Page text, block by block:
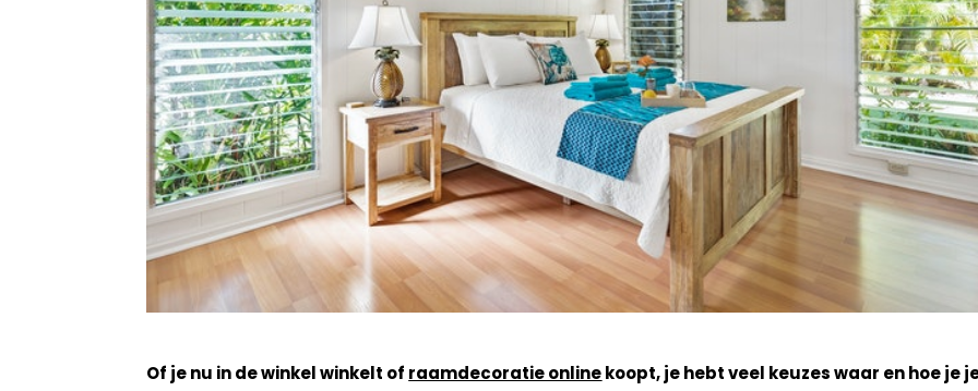
Of je nu in de winkel winkelt of raamdecoratie onlinekoopt, je hebt veel keuzes waar en hoe je